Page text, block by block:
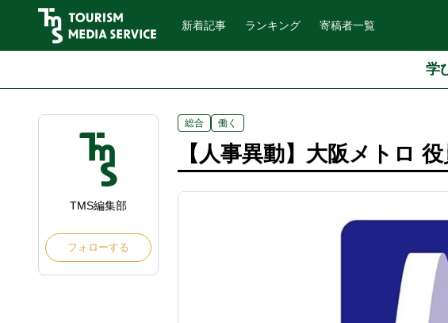
新着記事 ランキング 寄稿者一覧
学
TMS編集部
フォローする
総合 働く
【人事異動】大阪メトロ